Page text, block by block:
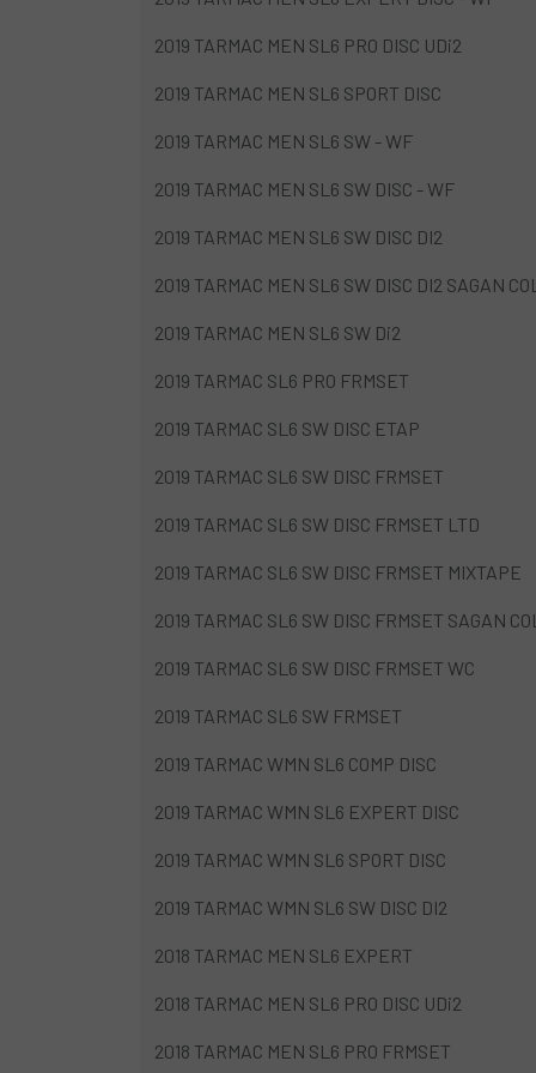
2019 TARMAC MEN SL6 PRO DISC UDi2
2019 TARMAC MEN SL6 SPORT DISC
2019 TARMAC MEN SL6 SW - WF
2019 TARMAC MEN SL6 SW DISC - WF
2019 TARMAC MEN SL6 SW DISC DI2
2019 TARMAC MEN SL6 SW DISC DI2 SAGAN
2019 TARMAC MEN SL6 SW Di2
2019 TARMAC SL6 PRO FRMSET
2019 TARMAC SL6 SW DISC ETAP
2019 TARMAC SL6 SW DISC FRMSET
2019 TARMAC SL6 SW DISC FRMSET LTD
2019 TARMAC SL6 SW DISC FRMSET MIXTAPE
2019 TARMAC SL6 SW DISC FRMSET SAGAN
2019 TARMAC SL6 SW DISC FRMSET WC
2019 TARMAC SL6 SW FRMSET
2019 TARMAC WMN SL6 COMP DISC
2019 TARMAC WMN SL6 EXPERT DISC
2019 TARMAC WMN SL6 SPORT DISC
2019 TARMAC WMN SL6 SW DISC DI2
2018 TARMAC MEN SL6 EXPERT
2018 TARMAC MEN SL6 PRO DISC UDi2
2018 TARMAC MEN SL6 PRO FRMSET